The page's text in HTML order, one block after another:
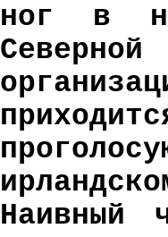
ног в
Наивный